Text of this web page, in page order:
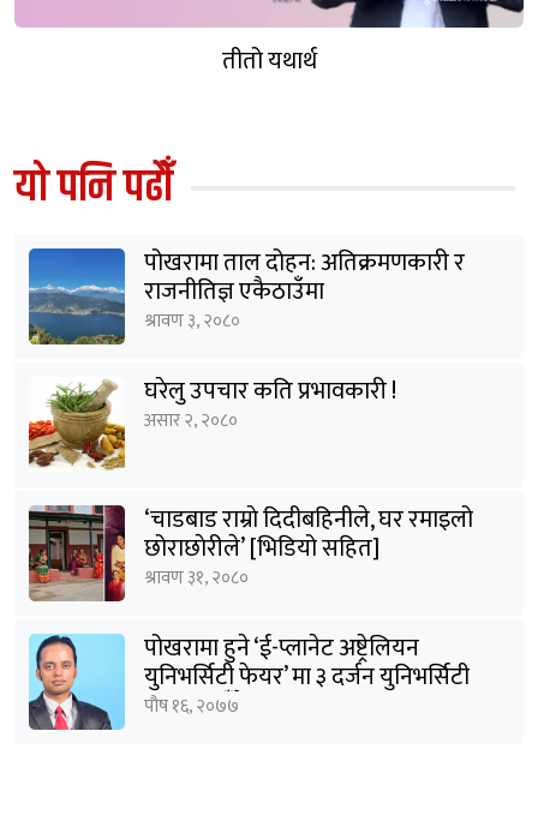
यो पनि पढौँ